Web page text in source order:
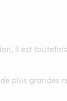
il est
plus